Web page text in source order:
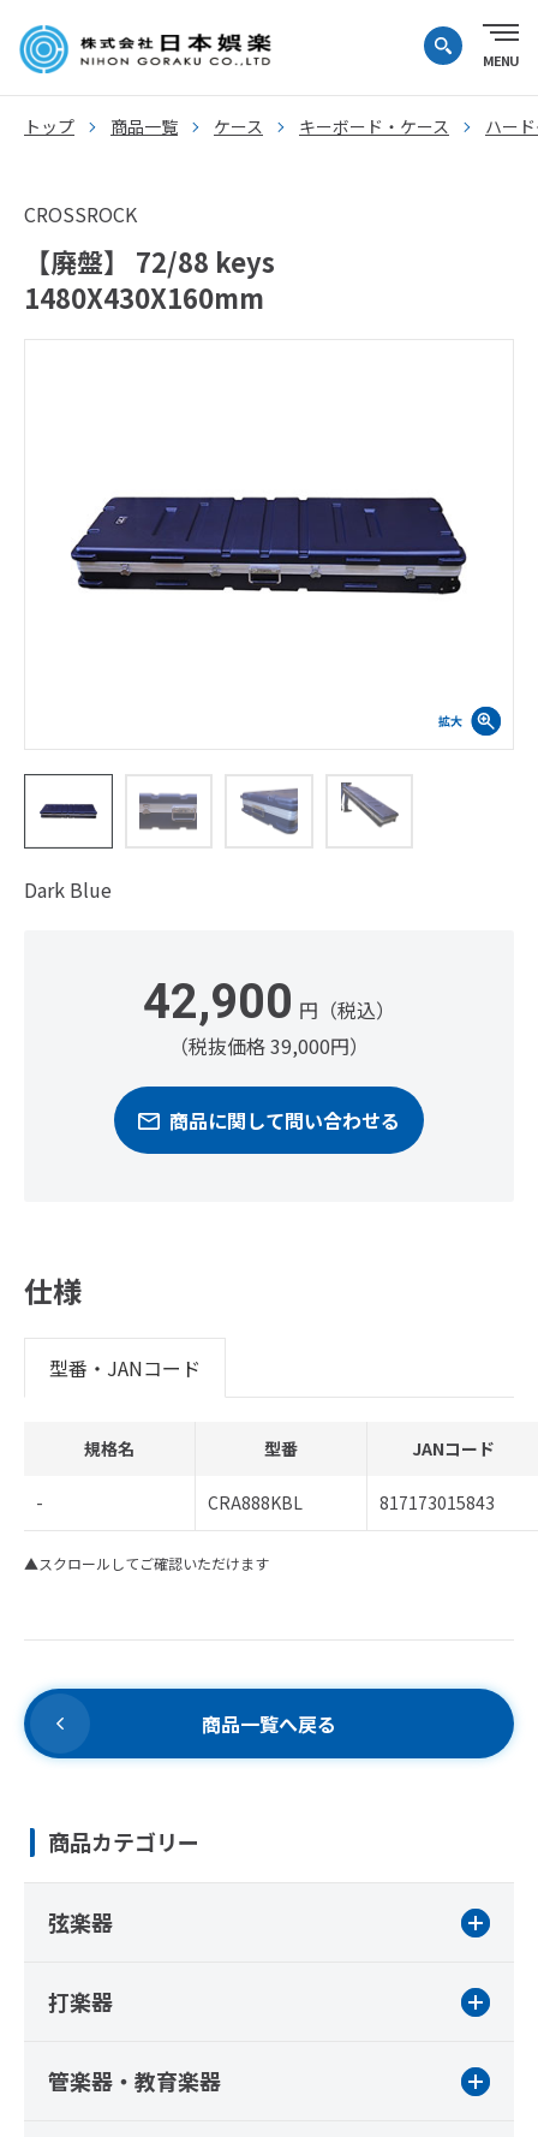
トップ 商品一覧 ケース キーボード・ケース ハー
CROSSROCK
【廃盤】 72/88 keys
1480X430X160mm
Dark Blue
42,900 円（税込）
（税抜価格 39,000円）
商品に関して問い合わせる
仕様
型番・JANコード
規格名 型番 JANコード
- CRA888KBL 817173015843
▲スクロールしてご確認いただけます
商品一覧へ戻る
商品カテゴリー
弦楽器
打楽器
管楽器・教育楽器